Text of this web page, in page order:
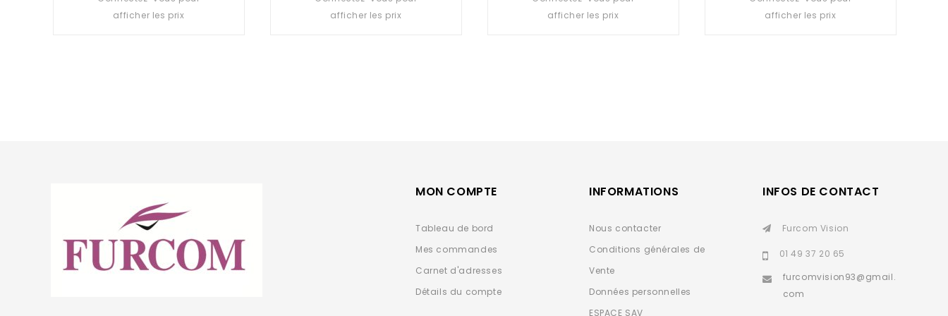
afficher les prix
afficher les prix
afficher les prix
afficher les prix
MON COMPTE
Tableau de bord
Mes commandes
Carnet d'adresses
Détails du compte
INFORMATIONS
Nous contacter
Conditions générales de
Vente
Données personnelles
ESPACE SAV
INFOS DE CONTACT
Furcom Vision
01 49 37 20 65
furcomvision93@gmail.
com